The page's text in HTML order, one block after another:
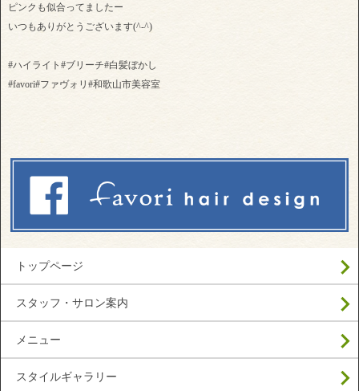
ピンクも似合ってましたー
いつもありがとうございます(^-^)
#ハイライト#ブリーチ#白髪ぼかし
#favori#ファヴォリ#和歌山市美容室
トップページ
スタッフ・サロン案内
メニュー
スタイルギャラリー